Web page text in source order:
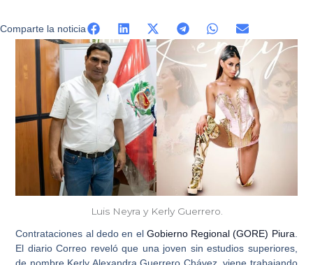
Comparte la noticia
Luis Neyra y Kerly Guerrero.
Contrataciones al dedo en el Gobierno Regional (GORE) Piura
El diario Correo reveló que una joven sin estudios superiores,